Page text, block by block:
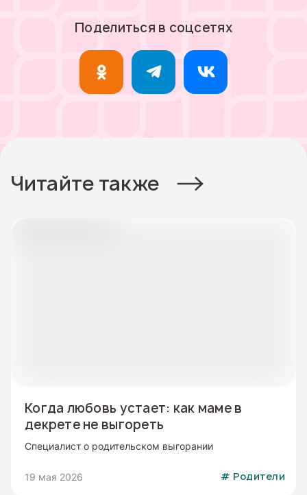
Поделиться в соцсетях
Читайте также
Когда любовь устает: как маме в
декрете не выгореть
Специалист о родительском выгорании
19 мая 2026 # Родители